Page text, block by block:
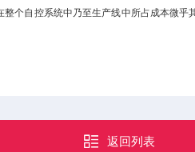
个自控系统中乃至生产线中所占成本微
返回列表